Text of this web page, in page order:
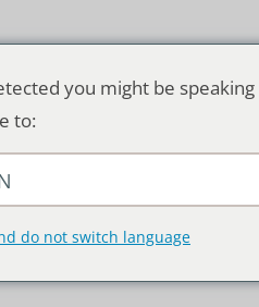
& WELT
you might be
to:
do not switch language